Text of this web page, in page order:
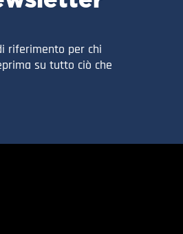
riferimento per chi
su tutto ciò che